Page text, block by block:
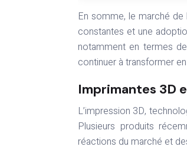
En somme, le marché
constantes et une
notamment en termes
continuer à transformer
Imprimantes 3D
L’impression 3D,
Plusieurs produits
réactions du marché et